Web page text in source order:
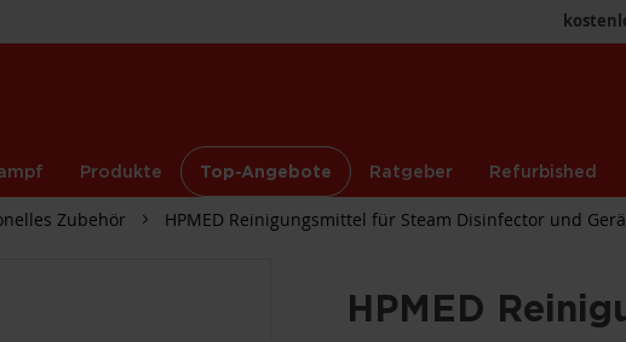
Produkte Top-Angebote Ratgeber Refurbished
Zubehör HPMED Reinigungsmittel für Steam Disinfector und
HPMED